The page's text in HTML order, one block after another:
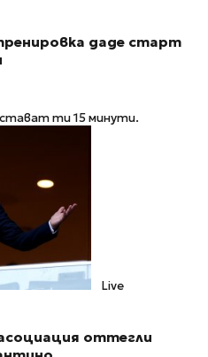
даде старт
ти 15 минути.
Live
оттегли